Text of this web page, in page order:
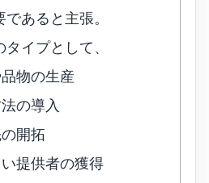
あると主張。
イプとして、
物の生産
の導入
開拓
提供者の獲得